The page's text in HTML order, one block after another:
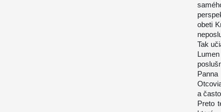
obeti
Tak
Panna
a
Preto